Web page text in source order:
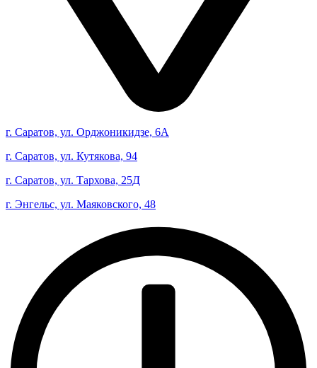
г. Саратов, ул. Орджоникидзе, 6А
г. Саратов, ул. Кутякова, 94
г. Саратов, ул. Тархова, 25Д
г. Энгельс, ул. Маяковского, 48